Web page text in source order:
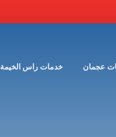
عجمان خدمات راس الخيمة